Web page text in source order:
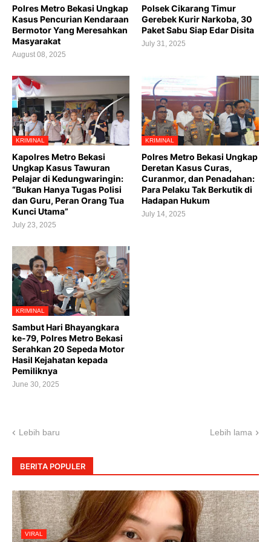
Polres Metro Bekasi Ungkap
Kasus Pencurian Kendaraan
Bermotor Yang Meresahkan
Masyarakat
August 08, 2025
Polsek Cikarang Timur
Gerebek Kurir Narkoba, 30
Paket Sabu Siap Edar Disita
July 31, 2025
KRIMINAL
Kapolres Metro Bekasi
Ungkap Kasus Tawuran
Pelajar di Kedungwaringin:
“Bukan Hanya Tugas Polisi
dan Guru, Peran Orang Tua
Kunci Utama”
July 23, 2025
KRIMINAL
Polres Metro Bekasi Ungkap
Deretan Kasus Curas,
Curanmor, dan Penadahan:
Para Pelaku Tak Berkutik di
Hadapan Hukum
July 14, 2025
KRIMINAL
Sambut Hari Bhayangkara
ke-79, Polres Metro Bekasi
Serahkan 20 Sepeda Motor
Hasil Kejahatan kepada
Pemiliknya
June 30, 2025
Lebih baru Lebih lama
BERITA POPULER
VIRAL